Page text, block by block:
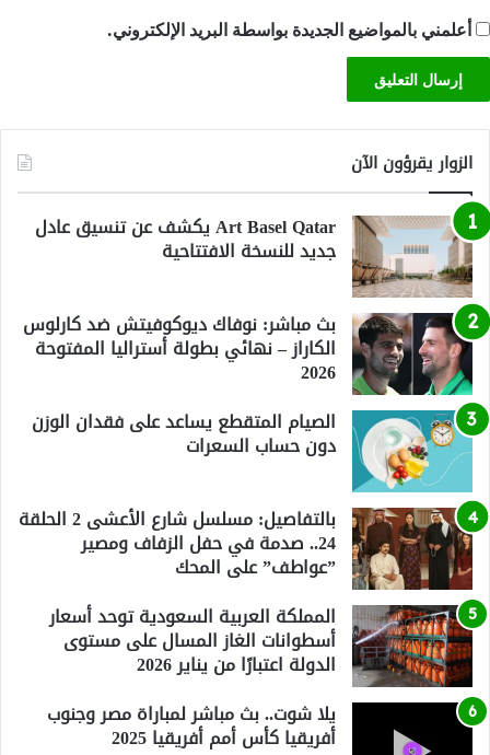
أعلمني بالمواضيع الجديدة بواسطة البريد الإلكتروني.
الزوار يقرؤون الآن
Art Basel Qatar يكشف عن تنسيق عادل
جديد للنسخة الافتتاحية
بث مباشر: نوفاك ديوكوفيتش ضد كارلوس
الكاراز – نهائي بطولة أستراليا المفتوحة
2026
الصيام المتقطع يساعد على فقدان الوزن
دون حساب السعرات
بالتفاصيل: مسلسل شارع الأعشى 2 الحلقة
24.. صدمة في حفل الزفاف ومصير
”عواطف” على المحك
المملكة العربية السعودية توحد أسعار
أسطوانات الغاز المسال على مستوى
الدولة اعتبارًا من يناير 2026
يلا شوت.. بث مباشر لمباراة مصر وجنوب
أفريقيا كأس أمم أفريقيا 2025